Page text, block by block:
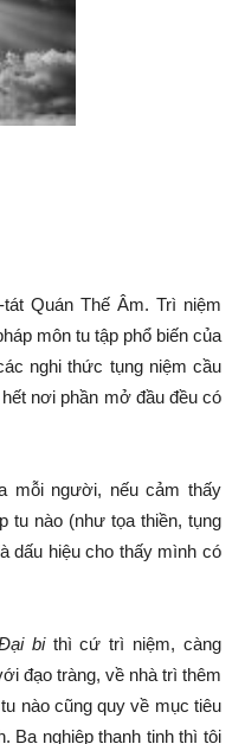
Quán Thế Âm. Trì niệm
môn tu tập phổ biến của
nghi thức tụng niệm cầu
nơi phần mở đầu đều có
mỗi người, nếu cảm thấy
tu nào (như tọa thiền, tụng
dấu hiệu cho thấy mình có
bi thì cứ trì niệm, càng
đạo tràng, về nhà trì thêm
nào cũng quy về mục tiêu
Ba nghiệp thanh tịnh thì tội